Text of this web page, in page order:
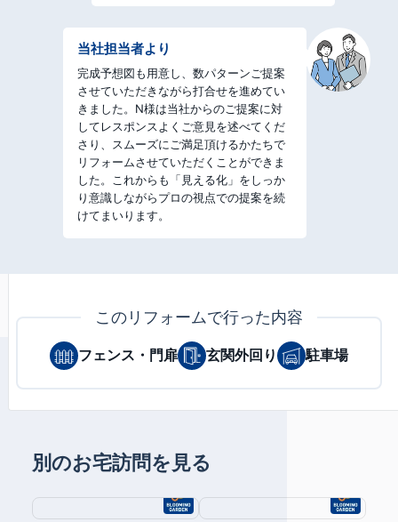
当社担当者より
完成予想図も用意し、数パターンご提案
させていただきながら打合せを進めてい
きました。N様は当社からのご提案に対
してレスポンスよくご意見を述べてくだ
さり、スムーズにご満足頂けるかたちで
リフォームさせていただくことができま
した。これからも「見える化」をしっか
り意識しながらプロの視点での提案を続
けてまいります。
このリフォームで行った内容
フェンス・門扉 玄関外回り 駐車場
別のお宅訪問を見る